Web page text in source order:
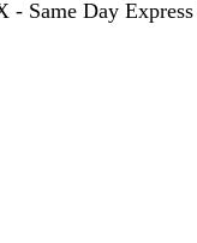
Same Day